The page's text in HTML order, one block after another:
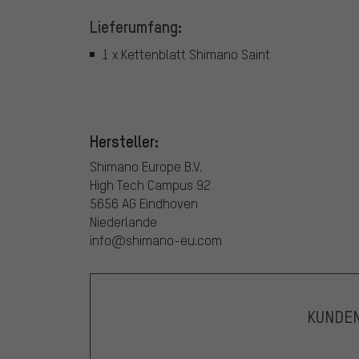
Lieferumfang:
1 x Kettenblatt Shimano Saint
Hersteller:
Shimano Europe B.V.
High Tech Campus 92
5656 AG Eindhoven
Niederlande
info@shimano-eu.com